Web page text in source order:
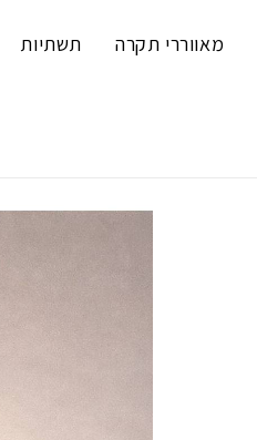
מאווררי תקרה תשתיות